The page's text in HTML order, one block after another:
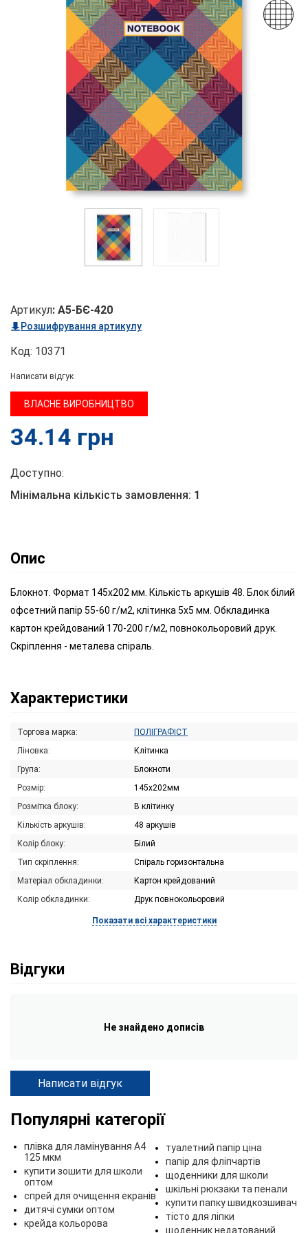
Артикул: А5-БЄ-420
Розшифрування артикулу
Код: 10371
Написати відгук
ВЛАСНЕ ВИРОБНИЦТВО
34.14 грн
Доступно:
Мінімальна кількість замовлення: 1
Опис
Блокнот. Формат 145х202 мм. Кількість аркушів 48. Блок білий
офсетний папір 55-60 г/м2, клітинка 5х5 мм. Обкладинка
картон крейдований 170-200 г/м2, повнокольоровий друк.
Скріплення - металева спіраль.
Характеристики
Торгова марка:
ПОЛІГРАФІСТ
Ліновка:
Клітинка
Група:
Блокноти
Розмір:
145х202мм
Розмітка блоку:
В клітинку
Кількість аркушів:
48 аркушів
Колір блоку:
Білий
Тип скріплення:
Спіраль горизонтальна
Матеріал обкладинки:
Картон крейдований
Колір обкладинки:
Друк повнокольоровий
Показати всі характеристики
Відгуки
Не знайдено дописів
Написати відгук
Популярні категорії
плівка для ламінування А4
125 мкм
купити зошити для школи
оптом
спрей для очищення екранів
дитячі сумки оптом
крейда кольорова
туалетний папір ціна
папір для фліпчартів
щоденники для школи
шкільні рюкзаки та пенали
купити папку швидкозшивач
тісто для ліпки
щоденник недатований